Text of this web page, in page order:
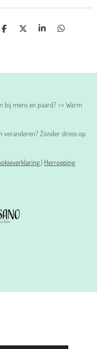
D
D
S
D
bij mens en paard? => Warm
Zonder stress op
| Herroeping